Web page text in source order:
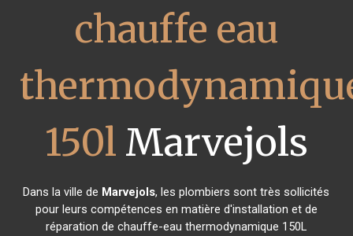
chauffe eau
150l Marvejols
Dans la ville de Marvejols, les plombiers sont très sollicités
pour leurs compétences en matière d'installation et de
réparation de chauffe-eau thermodynamique 150L